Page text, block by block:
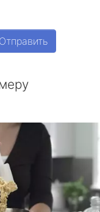
Отправить